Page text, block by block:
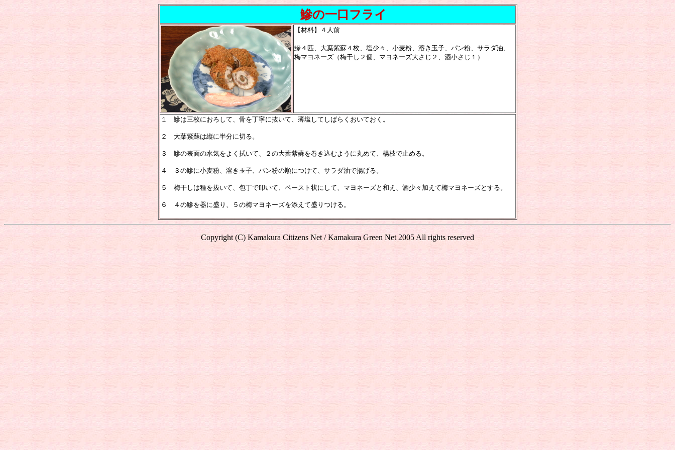
鰺の一口フライ
【材料】４人前
鰺４匹、大葉紫蘇４枚、塩少々、小麦粉、溶き玉子、パン粉、サラダ油、
梅マヨネーズ（梅干し２個、マヨネーズ大さじ２、酒小さじ１）
１ 鰺は三枚におろして、骨を丁寧に抜いて、薄塩してしばらくおいておく。
２ 大葉紫蘇は縦に半分に切る。
３ 鰺の表面の水気をよく拭いて、２の大葉紫蘇を巻き込むように丸めて、楊枝で止める。
４ ３の鰺に小麦粉、溶き玉子、パン粉の順につけて、サラダ油で揚げる。
５ 梅干しは種を抜いて、包丁で叩いて、ペースト状にして、マヨネーズと和え、酒少々加えて梅マヨネーズとする。
６ ４の鰺を器に盛り、５の梅マヨネーズを添えて盛りつける。
Copyright (C) Kamakura Citizens Net / Kamakura Green Net 2005 All rights reserved